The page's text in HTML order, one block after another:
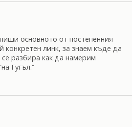
основното от постепенния
конкретен линк, за знаем къде да
разбира как да намерим
Гугъл.“